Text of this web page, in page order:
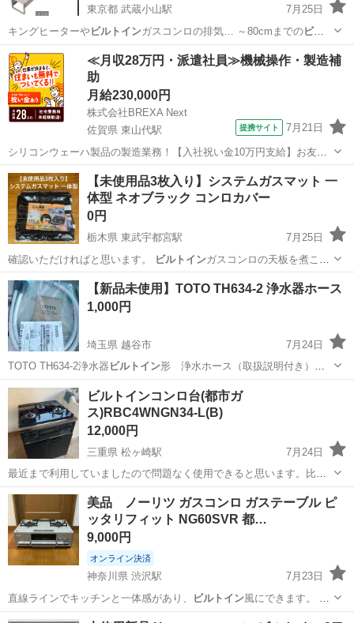
東京都 武蔵小山駅
7月25日
キングヒーターやビルトインガスコンロの排気… ～80cmまでのビル
トインガスコンロ、IH… キングヒーターやビルトインガスコンロのサ
イ…
東京 品川区 武蔵小山駅 その他
≪月収28万円・派遣社員≫機械操作・製造補
助
月給230,000円
株式会社BREXA Next
佐賀県 東山代駅
提携サイト 7月21日
シリコンウェーハ製品の製造業務！【入社祝い金10万円支給】お友達
やカップルとの応募OK◎年間休日129日＆休出なしでプライベート充
実♪業務はクリーンルームで快適作業◎自社正社員登用制度あり★1食
300円～の格安食堂あり！《佐...
佐賀 伊万里市 東山代駅 その他
【未使用品3枚入り】システムガスマット 一
体型 ネオブラック コンロカバー
0円
栃木県 東武宇都宮駅
7月25日
確認いただければと思います。
ビルトインガスコンロの天板を煮こぼ
れや汚れから…
栃木 宇都宮市 東武宇都宮駅
【新品未使用】TOTO TH634-2 浄水器ホース
1,000円
埼玉県 越谷市
7月24日
TOTO TH634-2浄水器 ビルトイン形 浄水ホース（取扱説明付き）
間…
埼玉 越谷市 その他
ビルトインコンロ台(都市ガ
ス)RBC4WNGN34-L(B)
12,000円
三重県 松ヶ崎駅
7月24日
最近まで利用していましたので問題なく使用できると思います。比較
的美品かと思います。簡易清掃済み。 サイズ 高さ 約815mm 横幅
約600mm 奥行き 約550mm
三重 松阪市 松ヶ崎駅 キッチン家電
美品 ノーリツ ガスコンロ ガステーブル ピ
ッタリフィット NG60SVR 都…
9,000円
オンライン決済
神奈川県 渋沢駅
7月23日
直線ラインでキッチンと一体感があり、
ビルトイン風にできます。 動
作確認済みです。 …
神奈川 秦野市 渋沢駅